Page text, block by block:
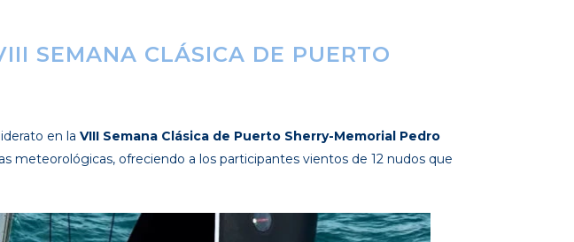
SEMANA CLÁSICA DE PUERTO
en la VIII Semana Clásica de Puerto Sherry-Memorial Pedro
meteorológicas, ofreciendo a los participantes vientos de 12 nudos que